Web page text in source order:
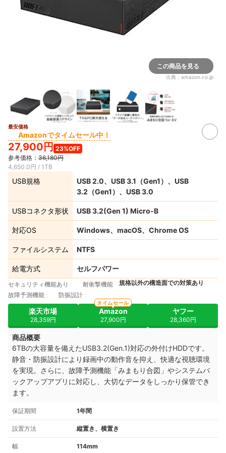
この商品を見る
出典： amazon.co.jp
最安価格
Amazonでタイムセール中！
27,900円 23%OFF
参考価格： 36,180円
4,650.0円 / 1TB
USB規格
USB 2.0、USB 3.1（Gen1）、USB
3.2（Gen1）、USB 3.0
USBコネクタ形状 USB 3.2(Gen 1) Micro-B
対応OS Windows、macOS、Chrome OS
ファイルシステム NTFS
給電方式 セルフパワー
セキュリティ機能あり 耐衝撃機能
規格以外の構造面での対策あり
故障予測機能
防振設計
楽天市場
28,359円
Amazon
27,900円
タイムセール
ヤフー
28,360円
商品概要
6TBの大容量を備えたUSB3.2(Gen.1)対応の外付けHDDです。
静音・防振設計により録画中の動作音を抑え、快適な視聴環境
を実現。さらに、故障予測機能「みまもり合図」やシステムバ
ックアップアプリに対応し、大切なデータをしっかり保管でき
ます。
保証期間 1年間
設置方法 縦置き、横置き
幅 114mm